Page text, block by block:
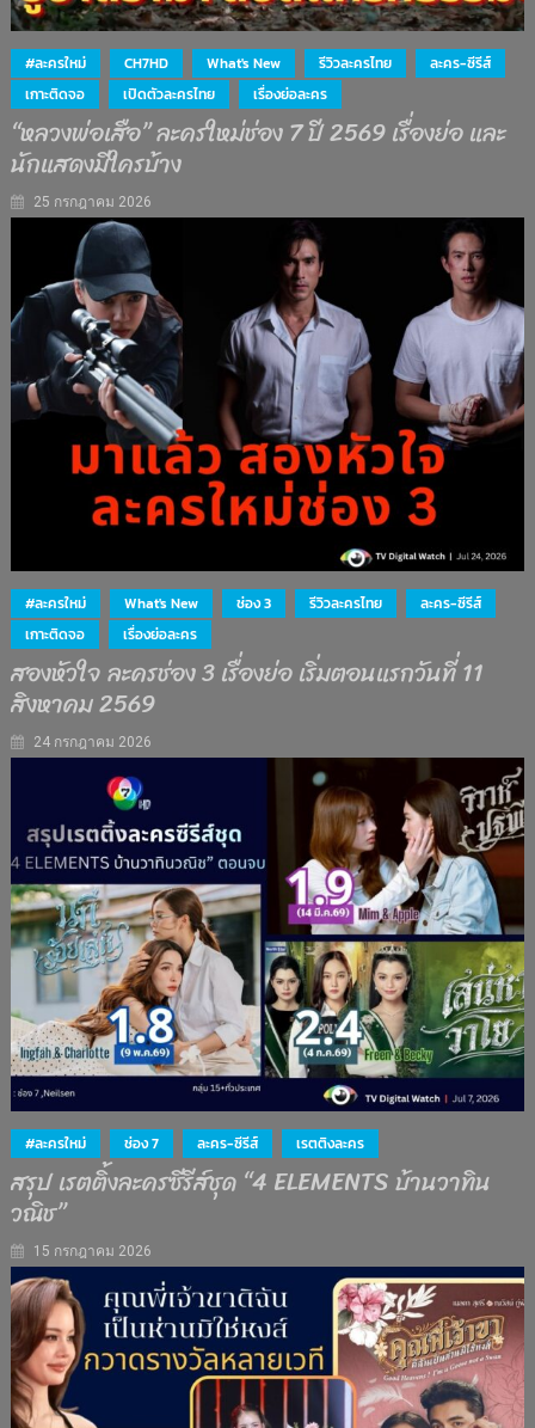
#ละครใหม่ CH7HD What's New รีวิวละครไทย
ละคร-ซีรีส์
เกาะติดจอ
เปิดตัวละครไทย เรื่องย่อละคร
“หลวงพ่อเสือ” ละครใหม่ช่อง 7 ปี 2569 เรื่องย่อ และ
นักแสดงมีใครบ้าง
25 กรกฎาคม 2026
#ละครใหม่ What's New ช่อง 3 รีวิวละครไทย
ละคร-ซีรีส์
เกาะติดจอ
เรื่องย่อละคร
สองหัวใจ ละครช่อง 3 เรื่องย่อ เริ่มตอนแรกวันที่ 11
สิงหาคม 2569
24 กรกฎาคม 2026
#ละครใหม่ ช่อง 7 ละคร-ซีรีส์ เรตติงละคร
สรุป เรตติ้งละครซีรีส์ชุด “4 ELEMENTS บ้านวาทิน
วณิช”
15 กรกฎาคม 2026